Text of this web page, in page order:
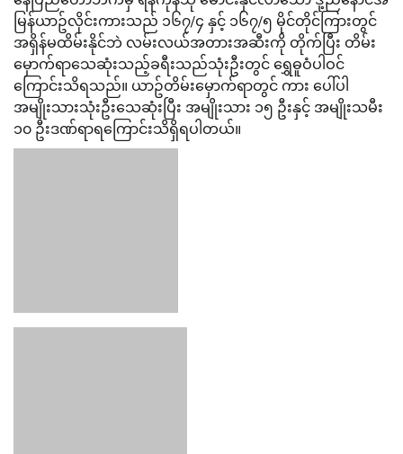
မြန်ယာဥ်လိုင်းကားသည် ၁၆၇/၄ နှင့် ၁၆၇/၅ မိုင်တိုင်ကြားတွင်
အရှိန်မထိမ်းနိုင်ဘဲ လမ်းလယ်အတားအဆီးကို တိုက်ပြီး တိမ်း
မှောက်ရာသေဆုံးသည့်ခရီးသည်သုံးဦးတွင် ရွှေဓူဝံပါဝင်
ကြောင်းသိရသည်။ ယာဥ်တိမ်းမှောက်ရာတွင် ကား ပေါ်ပါ
အမျိုးသားသုံးဦးသေဆုံးပြီး အမျိုးသား ၁၅ ဦးနှင့် အမျိုးသမီး
၁၀ ဦးဒဏ်ရာရကြောင်းသိရှိရပါတယ်။